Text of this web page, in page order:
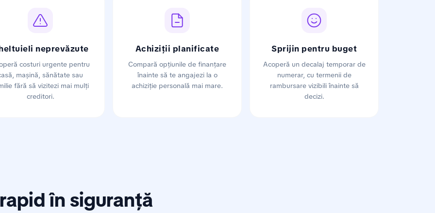
neprevăzute
costuri urgente pentru
mașină, sănătate sau
fără să vizitezi mai mulți
creditori.
Achiziții planificate
Compară opțiunile de finanțare
înainte să te angajezi la o
achiziție personală mai mare.
Sprijin pentru buget
Acoperă un decalaj temporar de
numerar, cu termenii de
rambursare vizibili înainte să
decizi.
în siguranță